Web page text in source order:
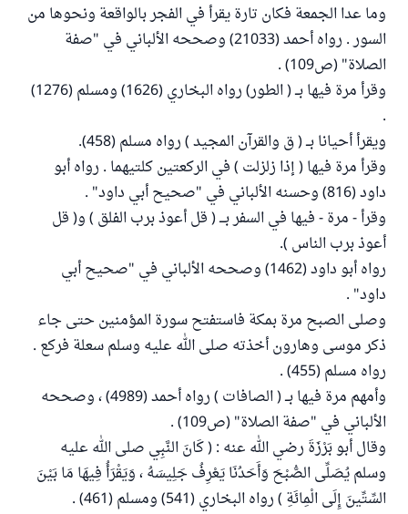
وما عدا الجمعة فكان تارة يقرأ في الفجر بالواقعة ونحوها من
السور . رواه أحمد (21033) وصححه الألباني في "صفة
الصلاة" (ص109) .
وقرأ مرة فيها بــ ( الطور) رواه البخاري (1626) ومسلم (1276)
.
ويقرأ أحيانا بــ ( ق والقرآن المجيد ) رواه مسلم (458).
وقرأ مرة فيها ( إذا زلزلت ) في الركعتين كلتيهما . رواه أبو
داود (816) وحسنه الألباني في "صحيح أبي داود" .
وقرأ - مرة - فيها في السفر بـــ ( قل أعوذ برب الفلق ) و( قل
أعوذ برب الناس ).
رواه أبو داود (1462) وصححه الألباني في "صحيح أبي
داود" .
وصلى الصبح مرة بمكة فاستفتح سورة المؤمنين حتى جاء
ذكر موسى وهارون أخذته صلى الله عليه وسلم سعلة فركع .
رواه مسلم (455) .
وأمهم مرة فيها بــ ( الصافات ) رواه أحمد (4989) ، وصححه
الألباني في "صفة الصلاة" (ص109) .
وقال أبو بَرْزَةَ رضي الله عنه : ( كَانَ النَّبِي صلى الله عليه
وسلم يُصَلِّى الصُّبْحَ وَأَحَدُنَا يَعْرِفُ جَلِيسَهُ ، وَيَقْرَأُ فِيهَا مَا بَيْنَ
السِّتِّينَ إِلَى الْمِائَةِ ) رواه البخاري (541) ومسلم (461) .